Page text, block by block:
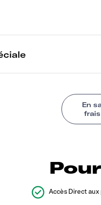
Accès Direct